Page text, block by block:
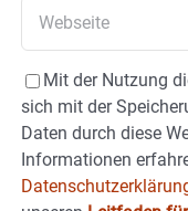
Mit der Nutzung
sich mit der
Daten durch diese
Informationen